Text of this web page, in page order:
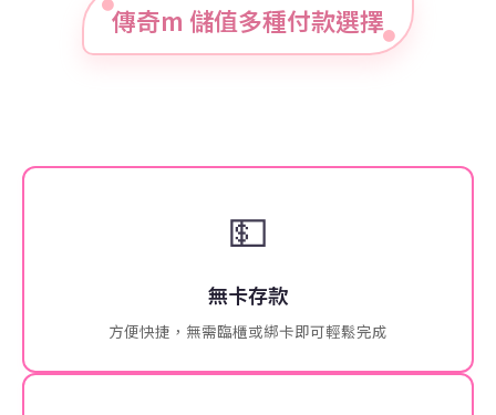
傳奇m 儲值多種付款選擇
💵
無卡存款
方便快捷，無需臨櫃或綁卡即可輕鬆完成